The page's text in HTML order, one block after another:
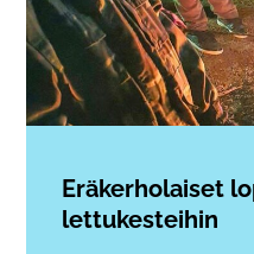
Eräkerholaiset
lettukesteihin